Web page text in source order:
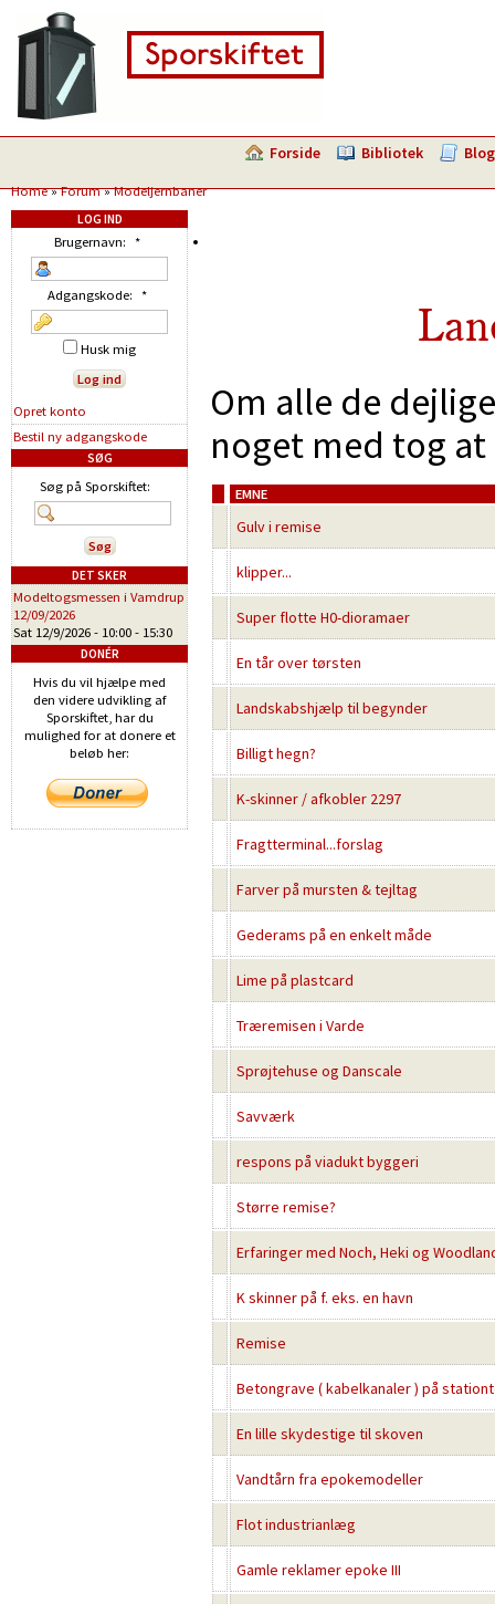
Forside Bibliotek Blog
Home»Forum»Modeljernbaner
Om alle de
noget med tog at
EMNE
Gulv i remise
klipper...
Super flotte H0-dioramaer
En tår over tørsten
Landskabshjælp til begynder
Billigt hegn?
K-skinner / afkobler 2297
Fragtterminal...forslag
Farver på mursten & tejltag
Gederams på en enkelt måde
Lime på plastcard
Træremisen i Varde
Sprøjtehuse og Danscale
Savværk
respons på viadukt byggeri
Større remise?
Erfaringer med Noch, Heki og
K skinner på f. eks. en havn
Remise
Betongrave ( kabelkanaler ) på
En lille skydestige til skoven
Vandtårn fra epokemodeller
Flot industrianlæg
Gamle reklamer epoke III
LOG IND
Brugernavn: *
Adgangskode: *
Husk mig
Opret konto
Bestil ny adgangskode
SØG
Søg på Sporskiftet:
DET SKER
Modeltogsmessen i Vamdrup
12/09/2026
Sat 12/9/2026 - 10:00 - 15:30
DONÉR
Hvis du vil hjælpe med
den videre udvikling af
Sporskiftet, har du
mulighed for at donere et
beløb her: